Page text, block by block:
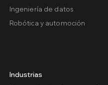
Ingeniería de datos
Robótica y automoción
Industrias